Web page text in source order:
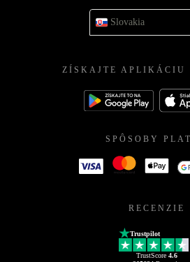
Slovakia
ZÍSKAJTE APLIKÁCIU
SPÔSOBY
RECENZIE
Trustpilot
TrustScore 4.6